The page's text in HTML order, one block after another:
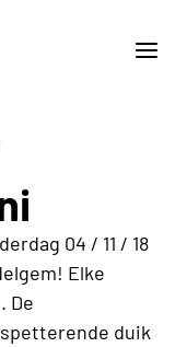
04 / 11 / 18
Elke
De
duik